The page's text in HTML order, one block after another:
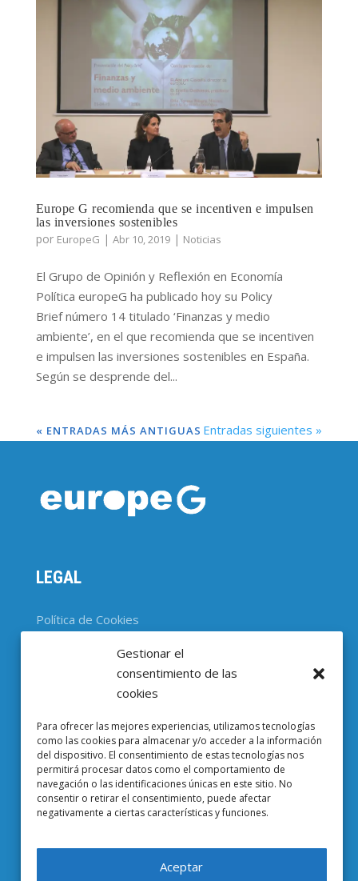
Gestionar el
consentimiento de las
cookies
Para ofrecer las mejores experiencias, utilizamos tecnologías
como las cookies para almacenar y/o acceder a la información
del dispositivo. El consentimiento de estas tecnologías nos
permitirá procesar datos como el comportamiento de
navegación o las identificaciones únicas en este sitio. No
consentir o retirar el consentimiento, puede afectar
negativamente a ciertas características y funciones.
Aceptar
Europe G recomienda que se incentiven e impulsen
las inversiones sostenibles
por EuropeG | Abr 10, 2019| Noticias
El Grupo de Opinión y Reflexión en Economía
Política europeG ha publicado hoy su Policy
Brief número 14 titulado ‘Finanzas y medio
ambiente’, en el que recomienda que se incentiven
e impulsen las inversiones sostenibles en España.
Según se desprende del...
« ENTRADAS MÁS ANTIGUAS Entradas siguientes »
LEGAL
Política de Cookies
CONTACTO
Baldiri i Reixac, 4-8, 08028 Barcelona
93 403 37 23
 Email EuropeG